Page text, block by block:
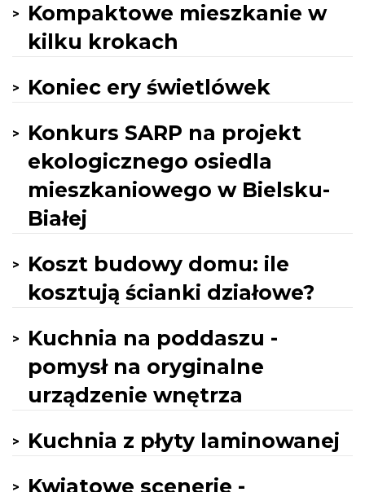
Kompaktowe mieszkanie w
kilku krokach
Koniec ery świetlówek
Konkurs SARP na projekt
ekologicznego osiedla
mieszkaniowego w Bielsku-
Białej
Koszt budowy domu: ile
kosztują ścianki działowe?
Kuchnia na poddaszu -
pomysł na oryginalne
urządzenie wnętrza
Kuchnia z płyty laminowanej
Kwiatowe scenerie -